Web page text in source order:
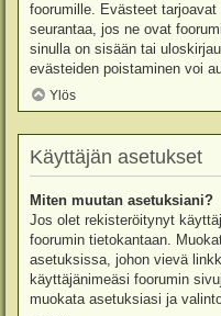
foorumille. Evästeet
seurantaa, jos ne ovat
sinulla on sisään tai
evästeiden poistaminen voi
Ylös
Käyttäjän asetukset
Miten muutan asetuksiani?
Jos olet rekisteröitynyt
foorumin tietokantaan.
asetuksissa, johon vievä
käyttäjänimeäsi foorumin
muokata asetuksiasi ja